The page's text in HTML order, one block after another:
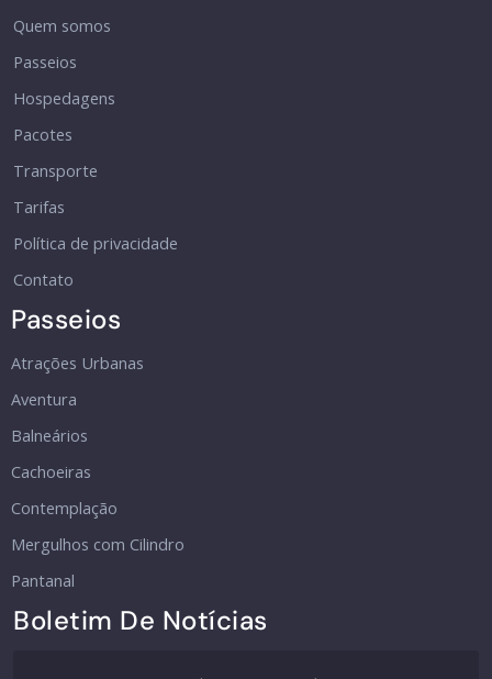
Quem somos
Passeios
Hospedagens
Pacotes
Transporte
Tarifas
Política de privacidade
Contato
Passeios
Atrações Urbanas
Aventura
Balneários
Cachoeiras
Contemplação
Mergulhos com Cilindro
Pantanal
Boletim De Notícias